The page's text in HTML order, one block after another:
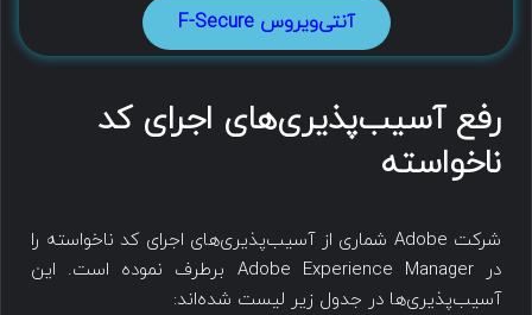
آنتی‌ویروس F-Secure
رفع آسیب‌پذیری‌های اجرای کد
ناخواسته
شرکت Adobe شماری از آسیب‌پذیری‌های اجرای کد ناخواسته را
در Adobe Experience Manager برطرف نموده است. این
آسیب‌پذیری‌ها در جدول زیر لیست شده‌اند: